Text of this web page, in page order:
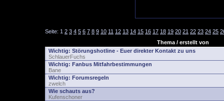
Seite: 1 2 3 4 5 6 7 8 9 10 11 12 13 14 15 16 17 18 19 20 21 22 23 24 25
Thema / erstellt von
Wichtig: Störungshotline - Euer direkter Kontakt zu uns
SchlauerFuchs
Wichtig: Fanbus Mitfahrbestimmungen
Bane
Wichtig: Forumsregeln
zwelch
Wie schauts aus?
Kufenschoner